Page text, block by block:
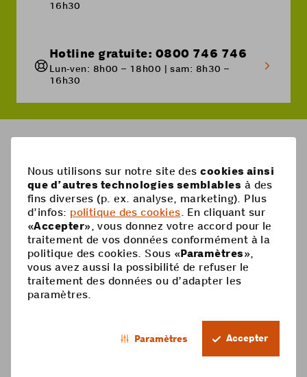
16h30
Hotline gratuite: 0800 746 746
Lun-ven: 8h00 – 18h00 | sam: 8h30 –
16h30
Pied
de
page
Mobile
Abonnements mobiles
Carte Prepaid
Options
Aide
Supercard
Recharge Prepaid
Coop Mobile
Contact
FR
Nous utilisons sur notre site descookies ainsi
que d’autres technologies semblables à des
fins diverses (p. ex. analyse, marketing). Plus
d’infos: politique des cookies . En cliquant sur
«Accepter», vous donnez votre accord pour le
traitement de vos données conformément à la
politique des cookies. Sous «Paramètres»,
vous avez aussi la possibilité de refuser le
traitement des données ou d’adapter les
paramètres.
Paramètres Accepter